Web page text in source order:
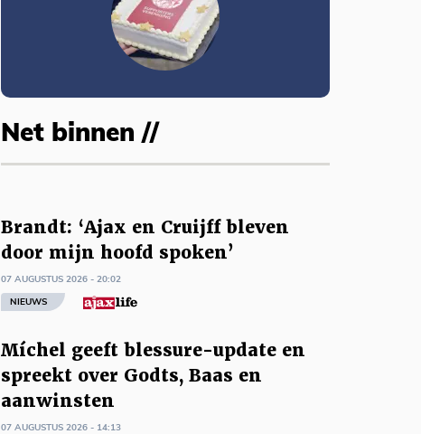
Net binnen //
Brandt: ‘Ajax en Cruijff bleven
door mijn hoofd spoken’
07 AUGUSTUS 2026 - 20:02
NIEUWS
Míchel geeft blessure-update en
spreekt over Godts, Baas en
aanwinsten
07 AUGUSTUS 2026 - 14:13